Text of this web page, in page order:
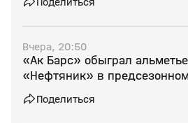
Вчера, 20:50
«Ак Барс» обыграл
«Нефтяник» в
Поделиться